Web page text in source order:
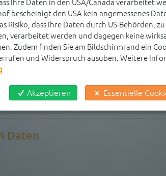
durchführen.
Daten
Ihre Daten in den USA/Canada verarbeitet
bescheinigt den USA kein angemessenes
Risiko, dass ihre Daten durch US-Behörden,
verarbeitet werden und dagegen keine
Zudem finden Sie am Bildschirmrand ein
und Widerspruch ausüben. Weitere
Akzeptieren Essentielle